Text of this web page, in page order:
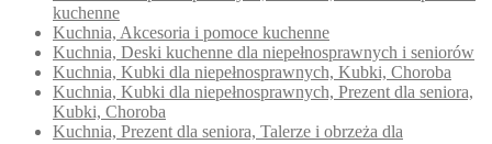
kuchenne
Kuchnia, Akcesoria i pomoce kuchenne
Kuchnia, Deski kuchenne dla niepełnosprawnych i seniorów
Kuchnia, Kubki dla niepełnosprawnych, Kubki, Choroba
Kuchnia, Kubki dla niepełnosprawnych, Prezent dla seniora,
Kubki, Choroba
Kuchnia, Prezent dla seniora, Talerze i obrzeża dla